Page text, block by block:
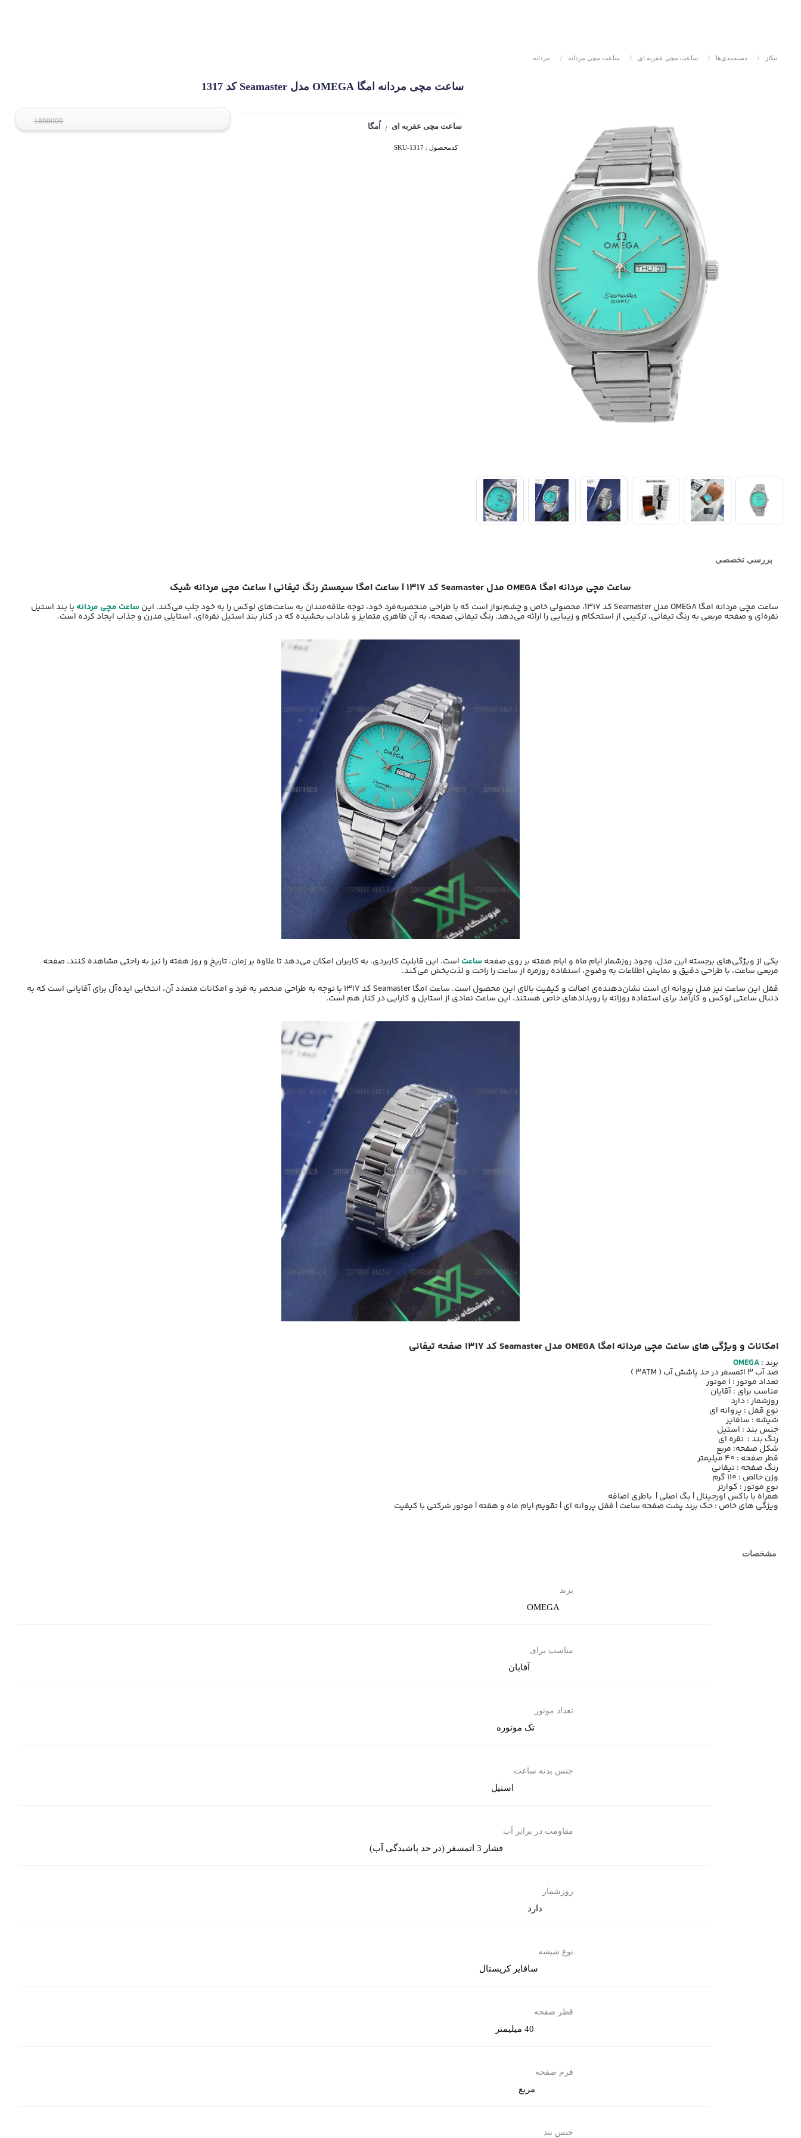
نیکاز / دسته‌بندی‌ها / ساعت مچی عقربه ای / ساعت مچی مردانه / مردانه
ساعت مچی مردانه امگا OMEGA مدل Seamaster کد 1317
ساعت مچی عقربه ای / اُمگا
کدمحصول : SKU-1317
1800000
بررسی تخصصی
ساعت مچی مردانه امگا OMEGA مدل Seamaster کد 1317 | ساعت امگا سیمستر رنگ تیفانی | ساعت مچی مردانه شیک
ساعت مچی مردانه امگا OMEGA مدل Seamaster کد 1317، محصولی خاص و چشم‌نواز است که با طراحی منحصربه‌فرد خود، توجه علاقه‌مندان به ساعت‌های لوکس را به خود جلب می‌کند. این ساعت مچی مردانه با بند استیل
نقره‌ای و صفحه مربعی به رنگ تیفانی، ترکیبی از استحکام و زیبایی را ارائه می‌دهد. رنگ تیفانی صفحه، به آن ظاهری متمایز و شاداب بخشیده که در کنار بند استیل نقره‌ای، استایلی مدرن و جذاب ایجاد کرده است.
یکی از ویژگی‌های برجسته این مدل، وجود روزشمار ایام ماه و ایام هفته بر روی صفحهساعت است. این قابلیت کاربردی، به کاربران امکان می‌دهد تا علاوه بر زمان، تاریخ و روز هفته را نیز به راحتی مشاهده کنند. صفحه
مربعی ساعت، با طراحی دقیق و نمایش اطلاعات به وضوح، استفاده روزمره از ساعت را راحت و لذت‌بخش می‌کند.
قفل این ساعت نیز مدل پروانه ای است نشان‌دهنده‌ی اصالت و کیفیت بالای این محصول است. ساعت امگا Seamaster کد 1317 با توجه به طراحی منحصر به فرد و امکانات متعدد آن، انتخابی ایده‌آل برای آقایانی است که به
دنبال ساعتی لوکس و کارآمد برای استفاده روزانه یا رویدادهای خاص هستند. این ساعت نمادی از استایل و کارایی در کنار هم است.
امکانات و ویژگی های ساعت مچی مردانه امگا OMEGA مدل Seamaster کد 1317 صفحه تیفانی
برند :OMEGA
ضد آب 3 اتمسفر در حد پاشش آب ( 3ATM )
تعداد موتور : 1 موتور
مناسب برای : آقایان
روزشمار : دارد
نوع قفل : پروانه ای
شیشه : سافایر
جنس بند : استیل
رنگ بند : نقره ای
شکل صفحه: مربع
قطر صفحه : 40 میلیمتر
رنگ صفحه : تیفانی
وزن خالص : 110 گرم
نوع موتور : کوارتز
همراه با باکس اورجینال | بگ اصلی | باطری اضافه
ویژگی های خاص : حک برند پشت صفحه ساعت | قفل پروانه ای | تقویم ایام ماه و هفته | موتور شرکتی با کیفیت
مشخصات
برند
OMEGA
مناسب برای
آقایان
تعداد موتور
تک موتوره
جنس بدنه ساعت
استیل
مقاومت در برابر آب
فشار 3 اتمسفر (در حد پاشیدگی آب)
روزشمار
دارد
نوع شیشه
سافایر کریستال
قطر صفحه
40 میلیمتر
فرم صفحه
مربع
جنس بند